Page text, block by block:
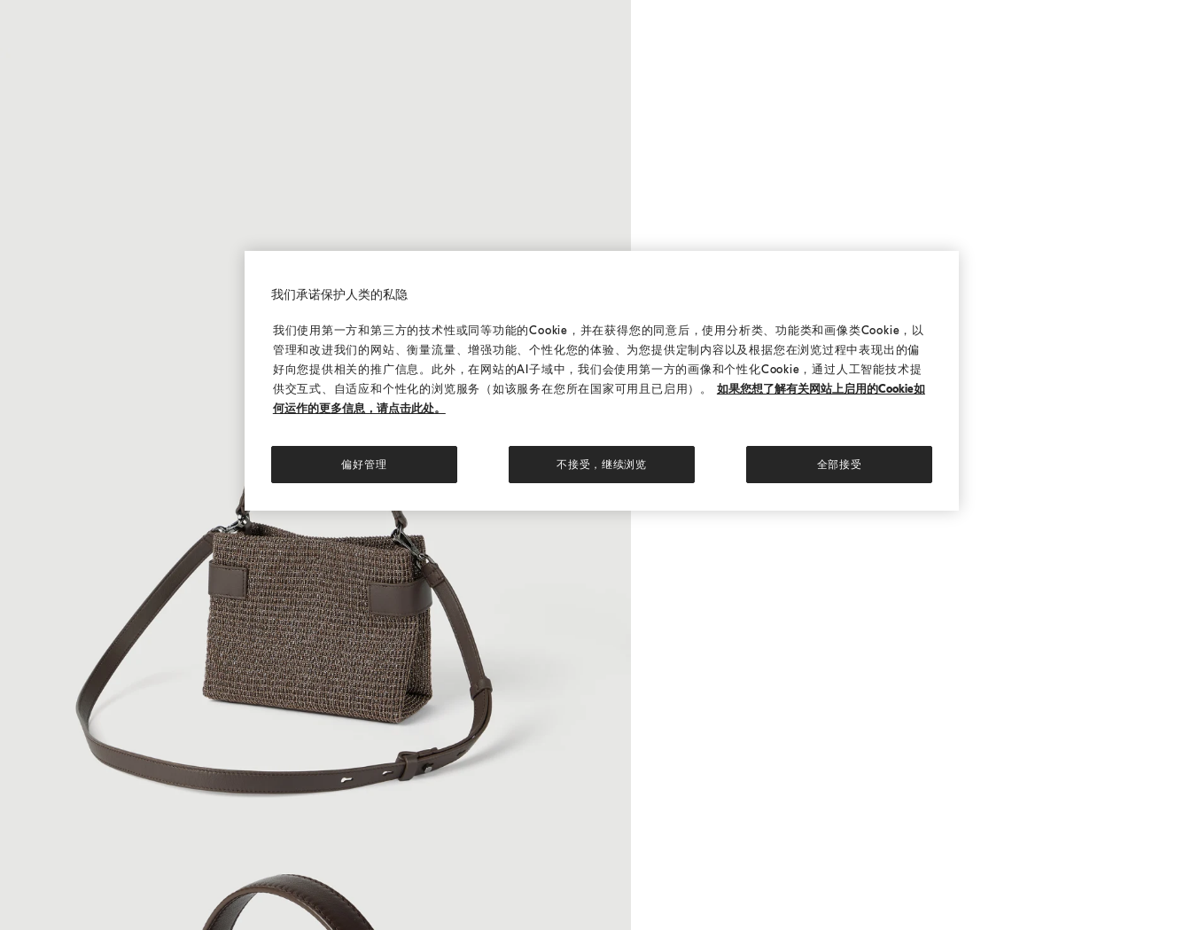
我们承诺保护人类的私隐
我们使用第一方和第三方的技术性或同等功能的Cookie，并在获得您的同意后，使用分析类、功能类和画像类Cookie，以
管理和改进我们的网站、衡量流量、增强功能、个性化您的体验、为您提供定制内容以及根据您在浏览过程中表现出的偏
好向您提供相关的推广信息。此外，在网站的AI子域中，我们会使用第一方的画像和个性化Cookie，通过人工智能技术提
供交互式、自适应和个性化的浏览服务（如该服务在您所在国家可用且已启用）。
如果您想了解有关网站上启用的Cookie如
何运作的更多信息，请点击此处。
偏好管理 不接受，继续浏览 全部接受